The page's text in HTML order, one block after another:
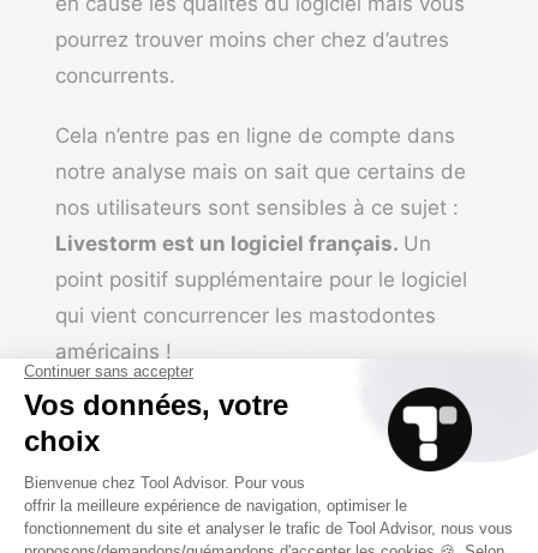
pourrez trouver moins cher chez d’autres
concurrents.
Cela n’entre pas en ligne de compte dans
notre analyse mais on sait que certains de
nos utilisateurs sont sensibles à ce sujet :
Livestorm est un logiciel français. Un
point positif supplémentaire pour le logiciel
qui vient concurrencer les mastodontes
américains !
Notre conseil: évaluez bien votre
besoin. Réunion en ligne, webinar,